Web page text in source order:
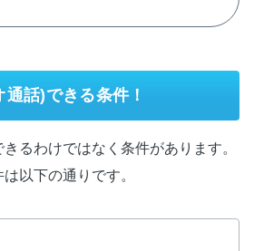
話)できる条件！
るわけではなく条件があります。
以下の通りです。